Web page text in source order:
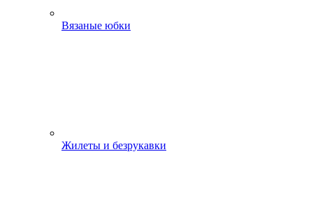
Вязаные юбки
Жилеты и безрукавки